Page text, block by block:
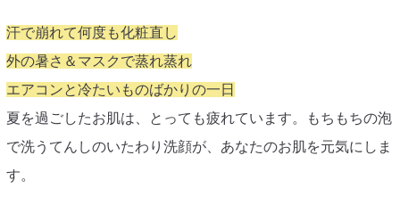
汗で崩れて何度も化粧直し
外の暑さ＆マスクで蒸れ蒸れ
エアコンと冷たいものばかりの一日
夏を過ごしたお肌は、とっても疲れています。もちもちの泡
で洗うてんしのいたわり洗顔が、あなたのお肌を元気にしま
す。